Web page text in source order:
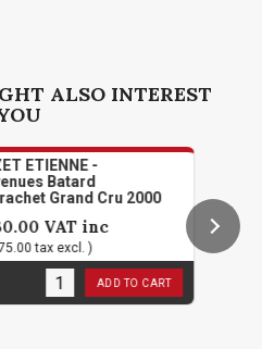
ALSO INTEREST
2000
ADD TO CART